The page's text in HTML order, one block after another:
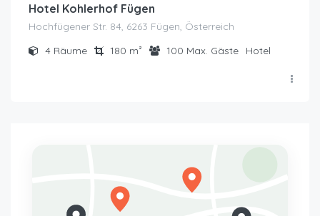
Hotel Kohlerhof Fügen
Hochfügener Str. 84, 6263 Fügen, Österreich
4 Räume 180 m² 100 Max. Gäste Hotel